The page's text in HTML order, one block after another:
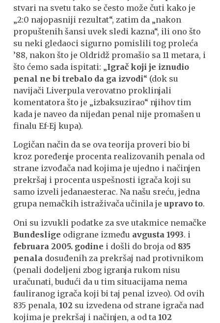
stvari na svetu tako se često može čuti kako je
„2:0 najopasniji rezultat“, zatim da „nakon
propuštenih šansi uvek sledi kazna“, ili ono što
su neki gledaoci sigurno pomislili tog proleća
’88, nakon što je Oldridž promašio sa 11 metara, i
što ćemo sada ispitati: „Igrač koji je iznudio
penal ne bi trebalo da ga izvodi“ (dok su
navijači Liverpula verovatno proklinjali
komentatora što je „izbaksuzirao“ njihov tim
kada je naveo da nijedan penal nije promašen u
finalu Ef-Ej kupa).
Logičan način da se ova teorija proveri bio bi
kroz poređenje procenta realizovanih penala od
strane izvođača nad kojima je ujedno i načinjen
prekršaj i procenta uspešnosti igrača koji su
samo izveli jedanaesterac. Na našu sreću, jedna
grupa nemačkih istraživača učinila jeupravo to.
Oni su izvukli podatke za sve utakmice nemačke
Bundeslige odigrane između avgusta 1993. i
februara 2005. godine i došli do broja od 835
penala dosuđenih za prekršaj nad protivnikom
(penali dodeljeni zbog igranja rukom nisu
uračunati, budući da u tim situacijama nema
fauliranog igrača koji bi taj penal izveo). Od ovih
835 penala,102 su izvedena od strane igrača nad
kojima je prekršaj i načinjen, a od ta102